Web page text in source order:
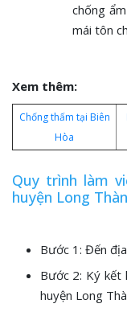
chống
mái tôn
Xem thêm:
Chống thấm tại Biên
Hòa
Quy trình làm
huyện Long
Bước 1: Đến
Bước 2: Ký kết
huyện Long